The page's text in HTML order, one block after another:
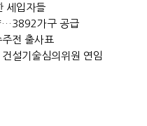
세입자들
…3892가구 공급
전 출사표
설기술심의위원 연임